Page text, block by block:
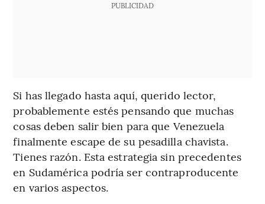
PUBLICIDAD
Si has llegado hasta aquí, querido lector,
probablemente estés pensando que muchas
cosas deben salir bien para que Venezuela
finalmente escape de su pesadilla chavista.
Tienes razón. Esta estrategia sin precedentes
en Sudamérica podría ser contraproducente
en varios aspectos.